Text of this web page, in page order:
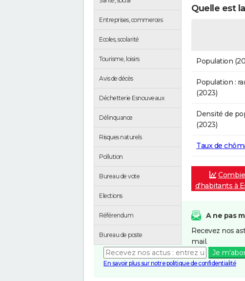
Entreprises, commerces
Ecoles, scolarité
Tourisme, loisirs
Avis de décès
Déchetterie Esnouveaux
Délinquance
Risques naturels
Pollution
Bureau de vote
Elections
Référendum
Bureau de poste
Quelle est
Population
Population :
(2023)
Densité de
(2023)
Taux de
d'habitants à
A ne pas
Recevez nos
mail.
Je
En savoir plus sur notre politique de confidentialité